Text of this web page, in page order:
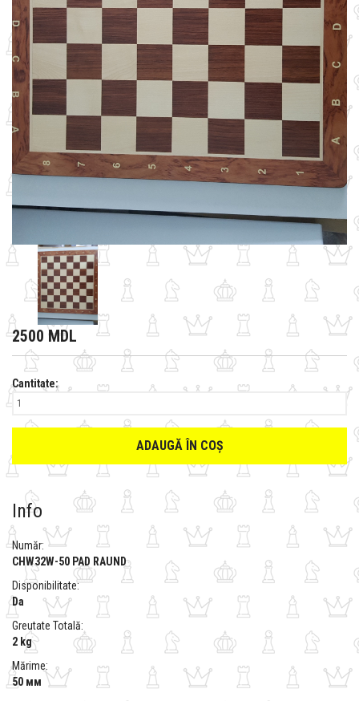
2500 MDL
Cantitate:
ADAUGĂ ÎN COȘ
Info
Număr:
CHW32W-50 PAD RAUND
Disponibilitate:
Da
Greutate Totală:
2 kg
Mărime:
50 мм